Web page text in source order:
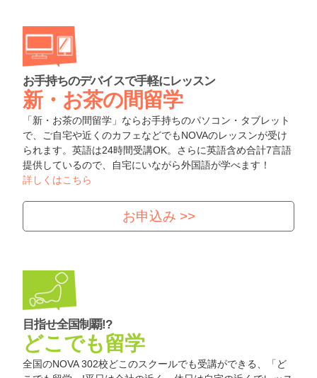
お手持ちのデバイスで手軽にレッスン
新・お茶の間留学
「新・お茶の間留学」ならお手持ちのパソコン・タブレット
で、ご自宅や近くのカフェなどでもNOVAのレッスンが受け
られます。英語は24時間受講OK。さらに英語含め合計7言語
提供しているので、自宅にいながら外国語が学べます！
詳しくはこちら
お申込み >>
目指せ全国制覇!?
どこでも留学
全国のNOVA 302校どこのスクールでも受講ができる、「ど